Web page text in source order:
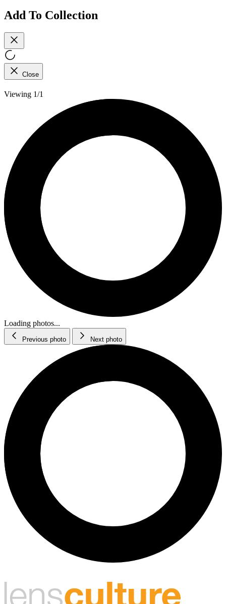
Add To Collection
Close
Viewing 1/1
Loading photos...
Previous photo Next photo